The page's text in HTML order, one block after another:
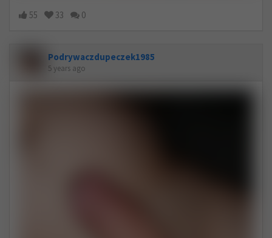
55 33 0
Podrywaczdupeczek1985
5 years ago